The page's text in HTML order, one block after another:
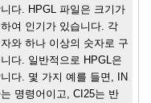
다. HPGL 파일은 크기가
여 인기가 있습니다. 각
와 하나 이상의 숫자로 구
다. 일반적으로 HPGL은
다. 몇 가지 예를 들면, IN
명령어이고, CI25는 반